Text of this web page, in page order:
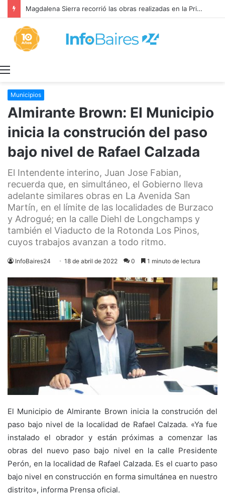
Magdalena Sierra recorrió las obras realizadas en la Primaria 36
Municipios
Almirante Brown: El Municipio
inicia la construción del paso
bajo nivel de Rafael Calzada
El Intendente interino, Juan Jose Fabian,
recuerda que, en simultáneo, el Gobierno lleva
adelante similares obras en La Avenida San
Martín, en el límite de las localidades de Burzaco
y Adrogué; en la calle Diehl de Longchamps y
también el Viaducto de la Rotonda Los Pinos,
cuyos trabajos avanzan a todo ritmo.
InfoBaires24 18 de abril de 2022 0 1 minuto de lectura
El Municipio de Almirante Brown inicia la construción del
paso bajo nivel de la localidad de Rafael Calzada. «Ya fue
instalado el obrador y están próximas a comenzar las
obras del nuevo paso bajo nivel en la calle Presidente
Perón, en la localidad de Rafael Calzada. Es el cuarto paso
bajo nivel en construcción en forma simultánea en nuestro
distrito», informa Prensa oficial.